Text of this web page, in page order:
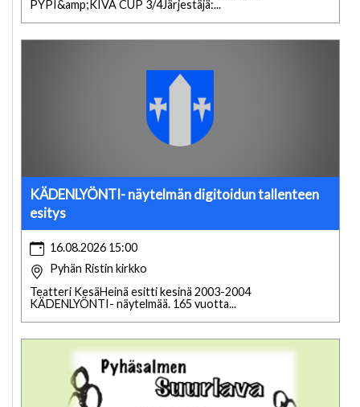
PYPI&amp;KIVA CUP 3/4Järjestäjä:...
KÄDENLYÖNTI- näytelmän digitoidun tallenteen
esitys
16.08.2026 15:00
Pyhän Ristin kirkko
Teatteri KesäHeinä esitti kesinä 2003-2004
KÄDENLYÖNTI- näytelmää. 165 vuotta...